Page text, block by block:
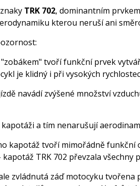
TRK 702, dominantním
kterou neruší ani
tvoří funkční prvek
je klidný i při vysokých
navádí zvýšené množství
a tím nenarušují
kapotáž tvoří mimořádně
TRK 702 převzala všechny
zvládnutá záď motocyku